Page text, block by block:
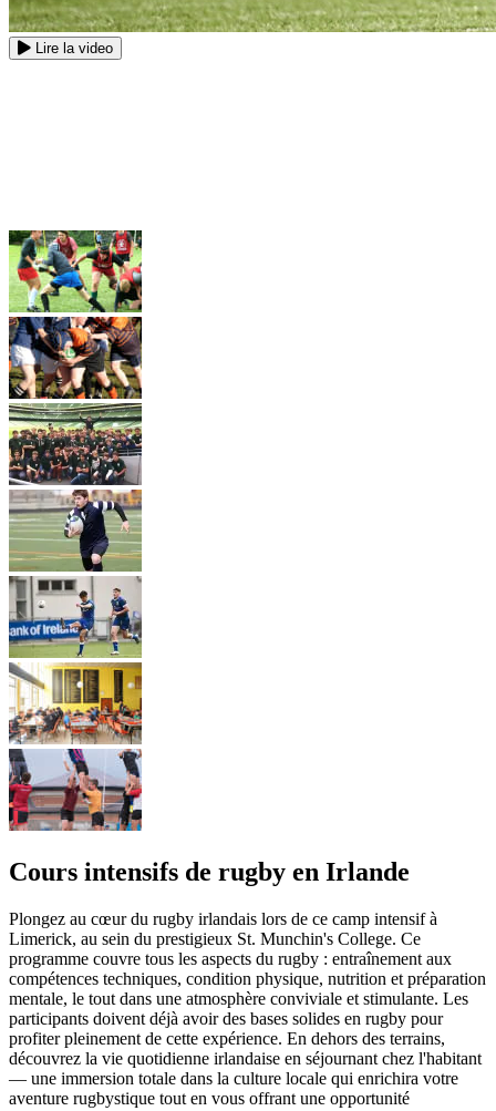
Lire la video
Cours intensifs de rugby en Irlande
Plongez au cœur du rugby irlandais lors de ce camp intensif à
Limerick, au sein du prestigieux St. Munchin's College. Ce
programme couvre tous les aspects du rugby : entraînement aux
compétences techniques, condition physique, nutrition et préparation
mentale, le tout dans une atmosphère conviviale et stimulante. Les
participants doivent déjà avoir des bases solides en rugby pour
profiter pleinement de cette expérience. En dehors des terrains,
découvrez la vie quotidienne irlandaise en séjournant chez l'habitant
— une immersion totale dans la culture locale qui enrichira votre
aventure rugbystique tout en vous offrant une opportunité